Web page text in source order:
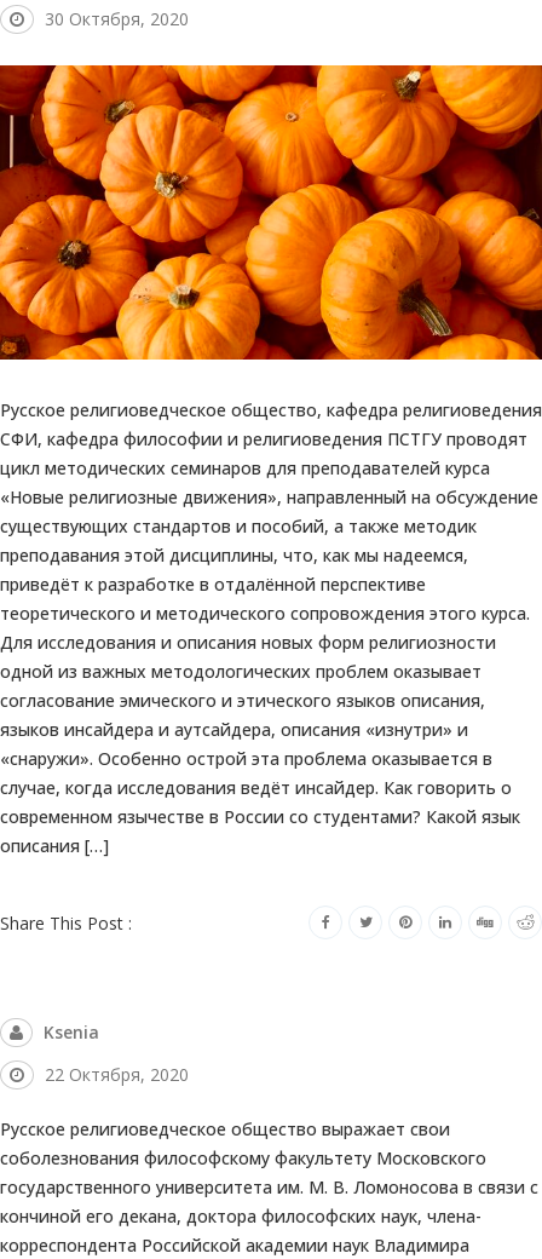
30 Октября, 2020
Русское религиоведческое общество, кафедра религиоведения
СФИ, кафедра философии и религиоведения ПСТГУ проводят
цикл методических семинаров для преподавателей курса
«Новые религиозные движения», направленный на обсуждение
существующих стандартов и пособий, а также методик
преподавания этой дисциплины, что, как мы надеемся,
приведёт к разработке в отдалённой перспективе
теоретического и методического сопровождения этого курса.
Для исследования и описания новых форм религиозности
одной из важных методологических проблем оказывает
согласование эмического и этического языков описания,
языков инсайдера и аутсайдера, описания «изнутри» и
«снаружи». Особенно острой эта проблема оказывается в
случае, когда исследования ведёт инсайдер. Как говорить о
современном язычестве в России со студентами? Какой язык
описания […]
Share This Post :
Ksenia
22 Октября, 2020
Русское религиоведческое общество выражает свои
соболезнования философскому факультету Московского
государственного университета им. М. В. Ломоносова в связи с
кончиной его декана, доктора философских наук, члена-
корреспондента Российской академии наук Владимира